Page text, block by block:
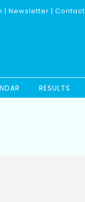
| Newsletter | Contact
RESULTS